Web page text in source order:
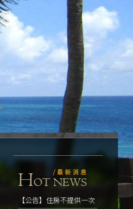
【公告】住房不提供一次
【公